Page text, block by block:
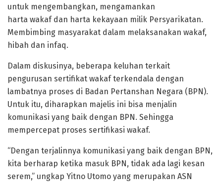
untuk mengembangkan, mengamankan
harta wakaf dan harta kekayaan milik Persyarikatan.
Membimbing masyarakat dalam melaksanakan wakaf,
hibah dan infaq.
Dalam diskusinya, beberapa keluhan terkait
pengurusan sertifikat wakaf terkendala dengan
lambatnya proses di Badan Pertanshan Negara (BPN).
Untuk itu, diharapkan majelis ini bisa menjalin
komunikasi yang baik dengan BPN. Sehingga
mempercepat proses sertifikasi wakaf.
“Dengan terjalinnya komunikasi yang baik dengan BPN,
kita berharap ketika masuk BPN, tidak ada lagi kesan
serem,” ungkap Yitno Utomo yang merupakan ASN